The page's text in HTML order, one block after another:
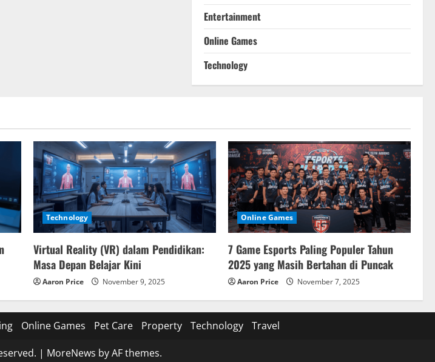
Entertainment
Online Games
Technology
Technology
Virtual Reality (VR) dalam Pendidikan:
Masa Depan Belajar Kini
Aaron Price November 9, 2025
Online Games
7 Game Esports Paling Populer Tahun
2025 yang Masih Bertahan di Puncak
Aaron Price November 7, 2025
Online Games Pet Care Property Technology Travel
| MoreNews by AF themes.